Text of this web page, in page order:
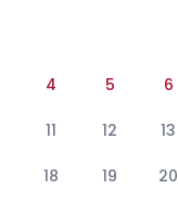
4 5 6
11 12 13
18 19 20